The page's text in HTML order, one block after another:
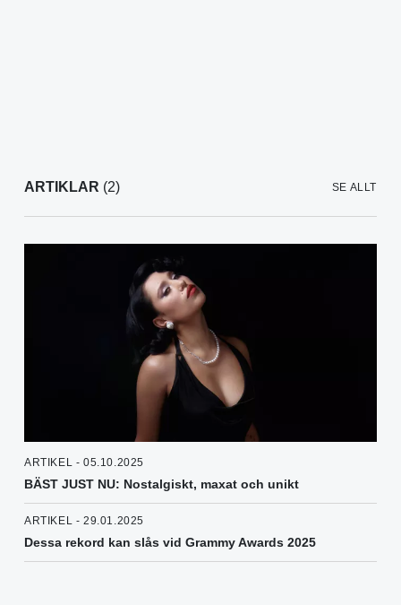
ARTIKLAR (2) SE ALLT
ARTIKEL - 05.10.2025
BÄST JUST NU: Nostalgiskt, maxat och unikt
ARTIKEL - 29.01.2025
Dessa rekord kan slås vid Grammy Awards 2025